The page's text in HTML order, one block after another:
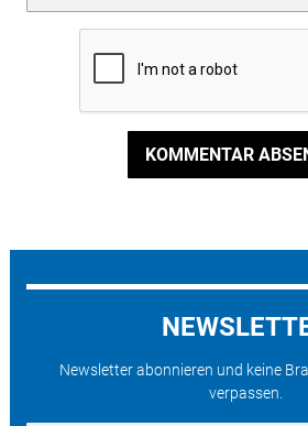
KOMMENTAR
Newsletter abonnieren und keine
verpassen.